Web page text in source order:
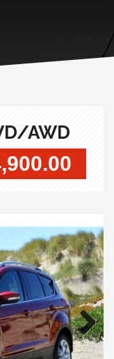
AWD
Next